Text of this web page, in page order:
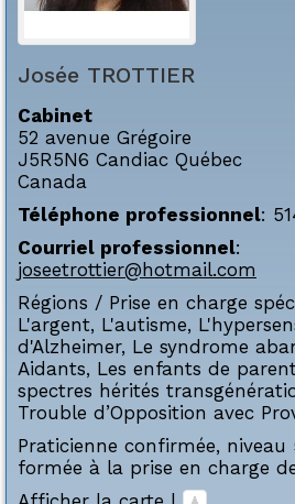
Josée TROTTIER
Cabinet
52 avenue Grégoire
J5R5N6 Candiac Québec
Canada
Téléphone professionnel:
Courriel professionnel:
joseetrottier@hotmail.com
Régions / Prise en charge
L'argent, L'autisme,
d'Alzheimer, Le syndrome
Aidants, Les enfants de
spectres hérités
Trouble d’Opposition avec
Praticienne confirmée, niveau
formée à la prise en charge